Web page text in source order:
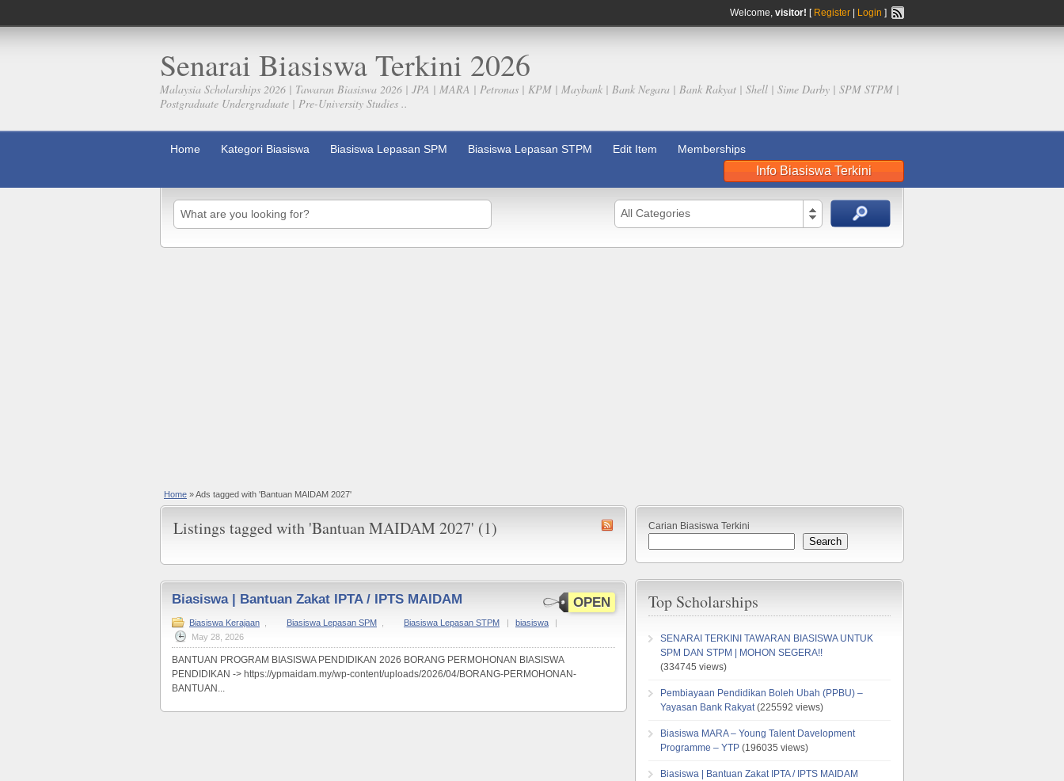
Welcome, visitor! [ Register Login ]
Senarai Biasiswa Terkini 2026
Malaysia Scholarships 2026 | Tawaran Biasiswa 2026 | JPA | MARA | Petronas | KPM | Maybank | Bank Negara | Bank Rakyat | Shell | Sime Darby | SPM STPM |
Postgraduate Undergraduate | Pre-University Studies ..
Home Kategori Biasiswa Biasiswa Lepasan SPM Biasiswa Lepasan STPM Edit Item Memberships
Info Biasiswa Terkini
All Categories
Home »Ads tagged with 'Bantuan MAIDAM 2027'
Listings tagged with 'Bantuan MAIDAM 2027' (1)
OPEN
Biasiswa | Bantuan Zakat IPTA / IPTS MAIDAM
Biasiswa Kerajaan Biasiswa Lepasan SPM Biasiswa Lepasan STPM | biasiswa
|
May 28, 2026
BANTUAN PROGRAM BIASISWA PENDIDIKAN 2026 BORANG PERMOHONAN BIASISWA
PENDIDIKAN -> https://ypmaidam.my/wp-content/uploads/2026/04/BORANG-PERMOHONAN-
BANTUAN...
Carian Biasiswa Terkini
Search
Top Scholarships
SENARAI TERKINI TAWARAN BIASISWA UNTUK
SPM DAN STPM | MOHON SEGERA!!
(334745 views)
Pembiayaan Pendidikan Boleh Ubah (PPBU) –
Yayasan Bank Rakyat (225592 views)
Biasiswa MARA – Young Talent Davelopment
Programme – YTP (196035 views)
Biasiswa | Bantuan Zakat IPTA / IPTS MAIDAM